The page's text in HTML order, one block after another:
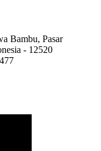
Bambu, Pasar
- 12520